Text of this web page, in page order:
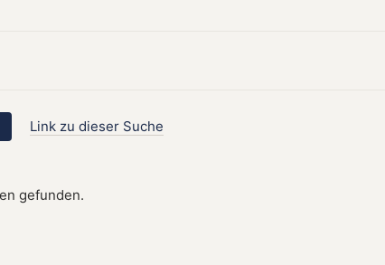
Link zu dieser Suche
gefunden.